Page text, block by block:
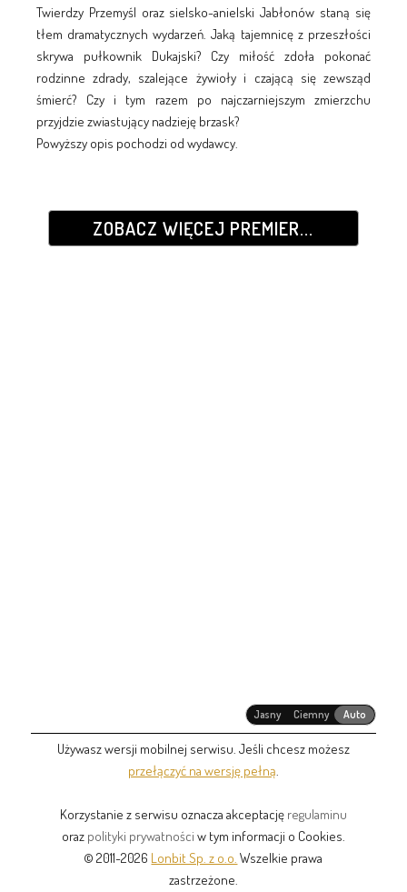
Twierdzy Przemyśl oraz sielsko-anielski Jabłonów staną się
tłem dramatycznych wydarzeń. Jaką tajemnicę z przeszłości
skrywa pułkownik Dukajski? Czy miłość zdoła pokonać
rodzinne zdrady, szalejące żywioły i czającą się zewsząd
śmierć? Czy i tym razem po najczarniejszym zmierzchu
przyjdzie zwiastujący nadzieję brzask?
Powyższy opis pochodzi od wydawcy.
ZOBACZ WIĘCEJ PREMIER...
Jasny Ciemny Auto
Używasz wersji mobilnej serwisu. Jeśli chcesz możesz
przełączyć na wersję pełną
Korzystanie z serwisu oznacza akceptację regulaminu
oraz polityki prywatności w tym informacji o Cookies.
© 2011-2026 Lonbit Sp. z o.o. Wszelkie prawa
zastrzeżone.